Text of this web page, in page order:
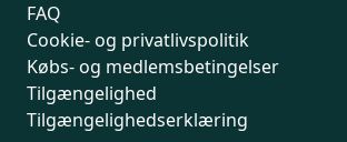
FAQ
Cookie- og privatlivspolitik
Købs- og medlemsbetingelser
Tilgængelighed
Tilgængelighedserklæring